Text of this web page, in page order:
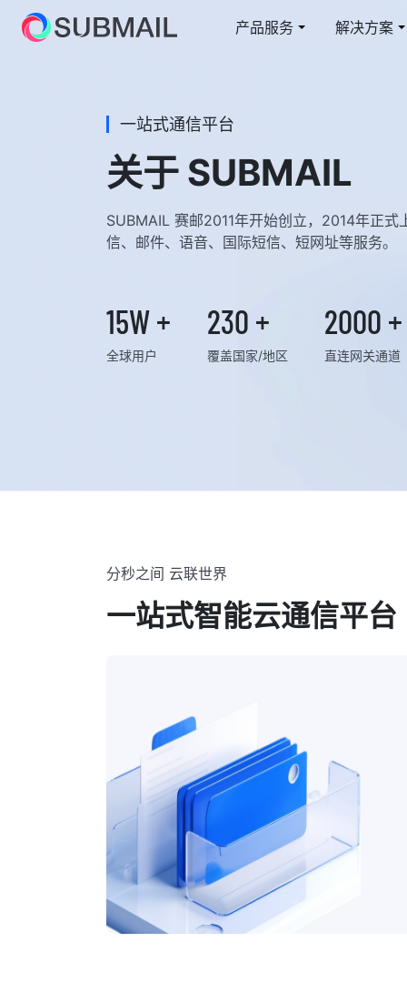
产品服务 解决方案
短信通知/营销/验证码
短网址
5G 阅信
从容面对业务高峰
短信通知/营销/验证码
一站式通信平台
关于 SUBMAIL
SUBMAIL 赛邮2011年开始创立，2014年正式
信、邮件、语音、国际短信、短网址等服务。
15W +
全球用户
230 +
覆盖国家/地区
2000 +
直连网关通道
分秒之间 云联世界
一站式智能云通信平台